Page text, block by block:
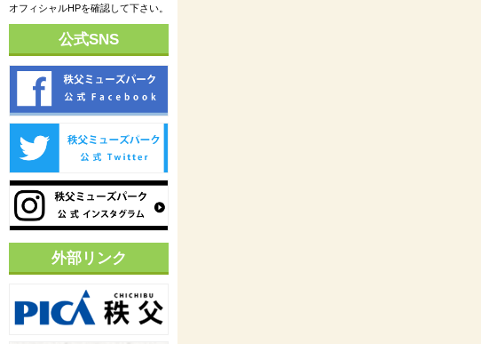
オフィシャルHPを確認して下さい。
公式SNS
外部リンク